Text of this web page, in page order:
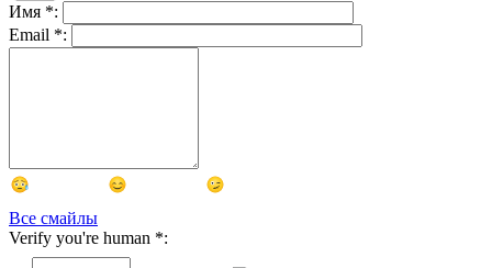
Имя *:
Email *:
Все смайлы
Verify you're human *: